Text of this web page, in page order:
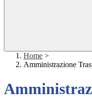
Home >
Amministrazione